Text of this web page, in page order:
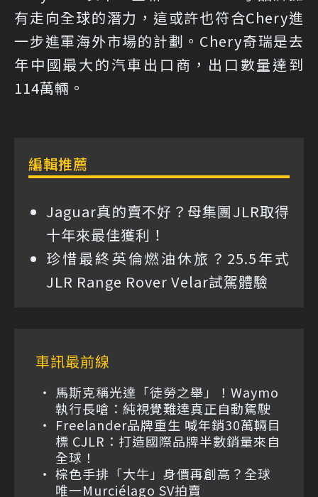
有走向全球的潛力，這或許也符合Chery進
一步進軍海外市場的計劃。Chery奇瑞是去
年中國最大的汽車出口商，出口數量達到
114萬輛。
編輯推薦
Jaguar真的賣不好？母集團JLR取得
十年來最佳獲利！
珍惜最終英倫燃油休旅？25.5年式
JLR Range Rover Velar試駕體驗
車訊最前線
馬斯克稱光達「徒勞之舉」！Waymo
執行長嗆：純視覺難達真正自動駕駛
Freelander品牌重生 喊年銷30萬輛目
標 CJLR：打造國際品牌半數銷量來自
全球！
棕色手排「大牛」身價再創高？全球
唯一Murciélago SV拍賣